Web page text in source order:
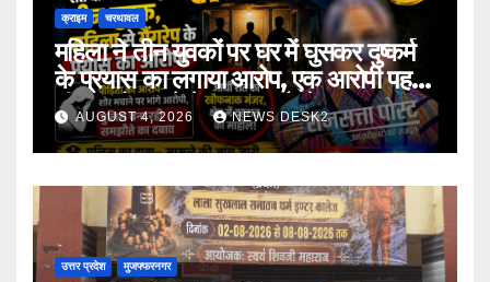
क्राइम चरथावल
महिला ने तीन युवकों पर घर में घुसकर दुष्कर्म
के प्रयास का लगाया आरोप, एक आरोपी पहले
भी पॉक्सो मामले में जा चुका है जेल
AUGUST 4, 2026 NEWS DESK2
उत्तर प्रदेश मुजफ्फरनगर